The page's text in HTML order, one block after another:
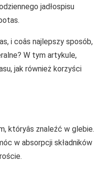
jadłospisu
i coâs najlepszy sposób,
W tym artykule,
jak również korzyści
któryâs znaleźć w glebie.
w absorpcji składników